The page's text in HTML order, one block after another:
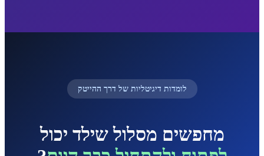
לומדות דיגיטליות של דרך ההייטק
מחפשים מסלול שילד יכול